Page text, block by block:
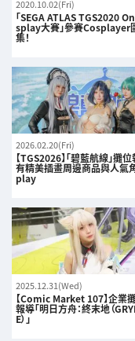
2020.10.02(Fri)
「SEGA ATLAS TGS2020
splay大賽」參賽Cosplayer
集！
2026.02.20(Fri)
【TGS2026】「碧藍航線」攤
有精美插畫周邊商品與人氣
play
2025.12.31(Wed)
【Comic Market 107】企業
報導「明日方舟：終末地（
E）」